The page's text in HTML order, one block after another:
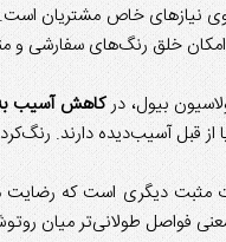
نیازهای خاص مشتریان
خلق رنگ‌های سفارشی و
بیول، در کاهش آسیب
از قبل آسیب‌دیده دارند.
مثبت دیگری است که رضایت
فواصل طولانی‌تر میان